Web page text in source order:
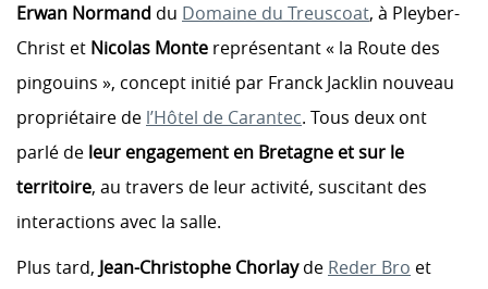
Erwan Normand du Domaine du Treuscoat, à Pleyber-
Christ et Nicolas Monte représentant « la Route des
pingouins », concept initié par Franck Jacklin nouveau
propriétaire de l’Hôtel de Carantec. Tous deux ont
parlé de leur engagement en Bretagne et sur le
territoire, au travers de leur activité, suscitant des
interactions avec la salle.
Plus tard, Jean-Christophe Chorlayde Reder Bro et